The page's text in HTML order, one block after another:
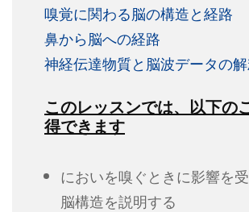
嗅覚に関わる脳の構造と経路
鼻から脳への経路
神経伝達物質と脳波データの
このレッスンでは、以下の
得できます
においを嗅ぐときに影響を
脳構造を説明する